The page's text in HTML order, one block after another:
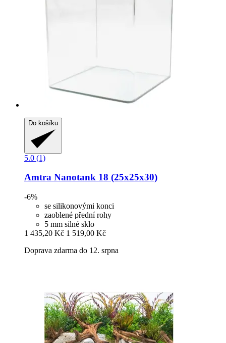
Do košíku
5.0 (1)
Amtra Nanotank 18 (25x25x30)
-6%
se silikonovými konci
zaoblené přední rohy
5 mm silné sklo
1 435,20 Kč 1 519,00 Kč
Doprava zdarma do 12. srpna